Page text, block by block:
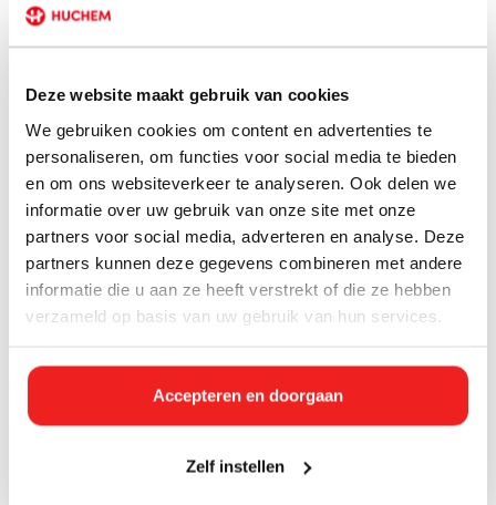
Deze website maakt gebruik van cookies
We gebruiken cookies om content en advertenties te
personaliseren, om functies voor social media te bieden
en om ons websiteverkeer te analyseren. Ook delen we
informatie over uw gebruik van onze site met onze
partners voor social media, adverteren en analyse. Deze
partners kunnen deze gegevens combineren met andere
informatie die u aan ze heeft verstrekt of die ze hebben
verzameld op basis van uw gebruik van hun services.
Accepteren en doorgaan
Zelf instellen
contact surfaces.
Kan ik schoonmaak- en desinfectiemiddel
mengen?
Nee! Meng geen producten. Gebruik reiniger/ontvetter, spoel
goed na met water, desinfecteer en spoel weer na.
Wat als oppervlakken nog vettig
aanvoelen?
Ontvet opnieuw, spoel goed, en geef de desinfectant tijd om te
werken. Slechte reiniging ondermijnt hygiëne volledig.
Aanbevolen producten
Huchem sopdoeken (HACCP-gecodeerd)
Super Gigant Food Ontvetter (10 L)